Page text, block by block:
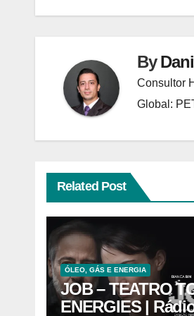
By
Consultor
Global:
Related Post
ÓLEO, GÁS E ENERGIA
JOB – TEATRO
ENERGIES |